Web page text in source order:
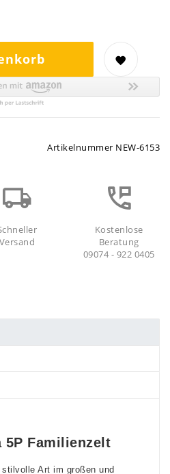
Artikelnummer NEW-6153
Versand
Kostenlose
Beratung
09074 - 922 0405
5P Familienzelt
Art im großen und